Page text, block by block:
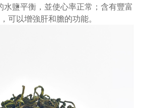
水鹽平衡，並使心率正常；含有豐富
可以增強肝和膽的功能。